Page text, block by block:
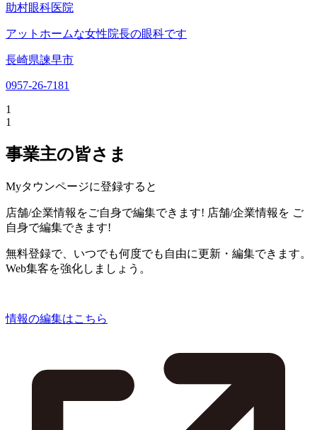
助村眼科医院
アットホームな女性院長の眼科です
長崎県諫早市
0957-26-7181
1
1
事業主の皆さま
Myタウンページに登録すると
店舗/企業情報をご自身で編集できます! 店舗/企業情報を ご
自身で編集できます!
無料登録で、いつでも何度でも自由に更新・編集できます。
Web集客を強化しましょう。
情報の編集はこちら